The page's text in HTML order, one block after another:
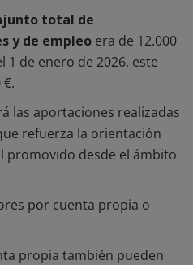
total de
y de empleo era de 12.000
de enero de 2026, este
las aportaciones realizadas
refuerza la orientación
promovido desde el ámbito
por cuenta propia o
propia también pueden